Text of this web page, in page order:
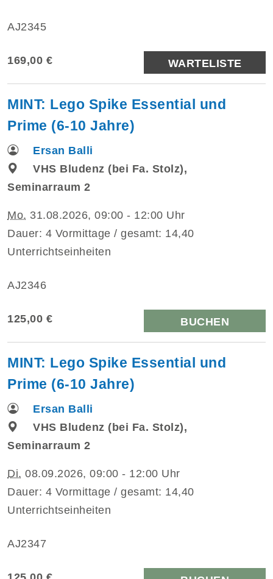
AJ2345
169,00 € WARTELISTE
MINT: Lego Spike Essential und
Prime (6-10 Jahre)
Ersan Balli
VHS Bludenz (bei Fa. Stolz),
Seminarraum 2
Mo. 31.08.2026, 09:00 - 12:00 Uhr
Dauer: 4 Vormittage / gesamt: 14,40
Unterrichtseinheiten
AJ2346
125,00 € BUCHEN
MINT: Lego Spike Essential und
Prime (6-10 Jahre)
Ersan Balli
VHS Bludenz (bei Fa. Stolz),
Seminarraum 2
Di. 08.09.2026, 09:00 - 12:00 Uhr
Dauer: 4 Vormittage / gesamt: 14,40
Unterrichtseinheiten
AJ2347